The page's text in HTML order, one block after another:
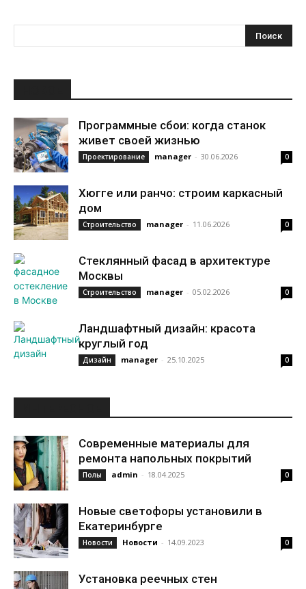
Программные сбои: когда станок
живет своей жизнью
Проектирование manager - 30.06.2026 0
Хюгге или ранчо: строим каркасный
дом
Строительство manager - 11.06.2026 0
Стеклянный фасад в архитектуре
Москвы
Строительство manager - 05.02.2026 0
Ландшафтный дизайн: красота
круглый год
Дизайн manager - 25.10.2025 0
Современные материалы для
ремонта напольных покрытий
Полы admin - 18.04.2025 0
Новые светофоры установили в
Екатеринбурге
Новости Новости - 14.09.2023 0
Установка реечных стен